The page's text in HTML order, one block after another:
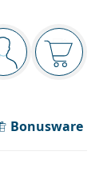
Sie sind Der
Bonusware